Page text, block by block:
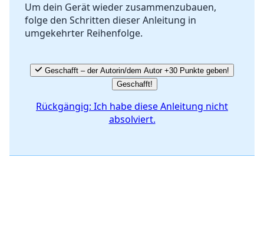
Abbrechen Kommentieren
Um dein Gerät wieder zusammenzubauen,
folge den Schritten dieser Anleitung in
umgekehrter Reihenfolge.
Geschafft – der Autorin/dem Autor +30 Punkte geben!
Geschafft!
Rückgängig: Ich habe diese Anleitung nicht
absolviert.